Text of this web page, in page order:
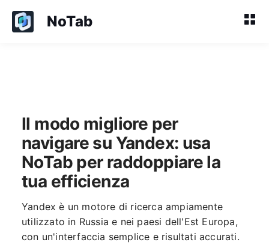
NoTab
Il modo migliore per
navigare su Yandex: usa
NoTab per raddoppiare la
tua efficienza
Yandex è un motore di ricerca ampiamente
utilizzato in Russia e nei paesi dell'Est Europa,
con un'interfaccia semplice e risultati accurati.